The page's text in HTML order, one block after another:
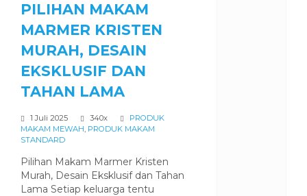
PILIHAN MAKAM
MARMER KRISTEN
MURAH, DESAIN
EKSKLUSIF DAN
TAHAN LAMA
1 Juli 2025 340x
PRODUK
MAKAM MEWAH, PRODUK MAKAM
STANDARD
Pilihan Makam Marmer Kristen
Murah, Desain Eksklusif dan Tahan
Lama Setiap keluarga tentu